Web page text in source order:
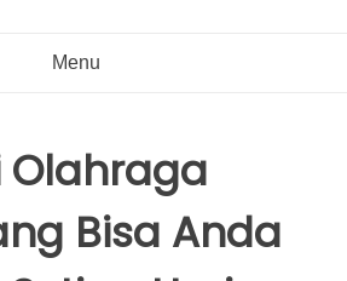
Menu
Olahraga
Bisa Anda